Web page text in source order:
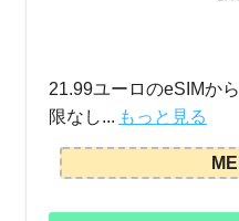
21.99ユーロのeSIMか
限なし... もっと見る